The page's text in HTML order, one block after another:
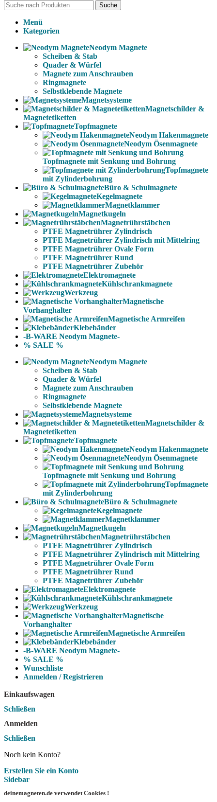
Suche
Menü
Kategorien
Neodym Magnete
Scheiben & Stab
Quader & Würfel
Magnete zum Anschrauben
Ringmagnete
Selbstklebende Magnete
Magnetsysteme
Magnetschilder &
Magnetetiketten
Topfmagnete
Neodym Hakenmagnete
Neodym Ösenmagnete
Topfmagnete mit Senkung und Bohrung
Topfmagnete
mit Zylinderbohrung
Büro & Schulmagnete
Kegelmagnete
Magnetklammer
Magnetkugeln
Magnetrührstäbchen
PTFE Magnetrührer Zylindrisch
PTFE Magnetrührer Zylindrisch mit Mittelring
PTFE Magnetrührer Ovale Form
PTFE Magnetrührer Rund
PTFE Magnetrührer Zubehör
Elektromagnete
Kühlschrankmagnete
Werkzeug
Magnetische
Vorhanghalter
Magnetische Armreifen
Klebebänder
-B-WARE Neodym Magnete-
% SALE %
Neodym Magnete
Scheiben & Stab
Quader & Würfel
Magnete zum Anschrauben
Ringmagnete
Selbstklebende Magnete
Magnetsysteme
Magnetschilder &
Magnetetiketten
Topfmagnete
Neodym Hakenmagnete
Neodym Ösenmagnete
Topfmagnete mit Senkung und Bohrung
Topfmagnete
mit Zylinderbohrung
Büro & Schulmagnete
Kegelmagnete
Magnetklammer
Magnetkugeln
Magnetrührstäbchen
PTFE Magnetrührer Zylindrisch
PTFE Magnetrührer Zylindrisch mit Mittelring
PTFE Magnetrührer Ovale Form
PTFE Magnetrührer Rund
PTFE Magnetrührer Zubehör
Elektromagnete
Kühlschrankmagnete
Werkzeug
Magnetische
Vorhanghalter
Magnetische Armreifen
Klebebänder
-B-WARE Neodym Magnete-
% SALE %
Wunschliste
Anmelden / Registrieren
Einkaufswagen
Schließen
Anmelden
Schließen
Noch kein Konto?
Erstellen Sie ein Konto
Sidebar
deinemagneten.de verwendet Cookies !